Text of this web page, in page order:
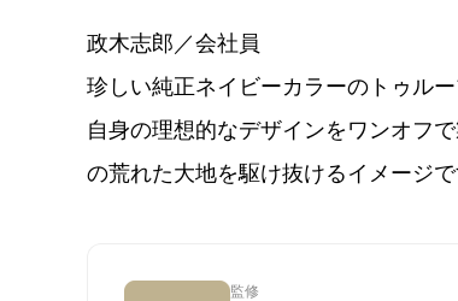
政木志郎／会社員
珍しい純正ネイビーカラーのトゥル
自身の理想的なデザインをワンオフ
の荒れた大地を駆け抜けるイメージで
監修